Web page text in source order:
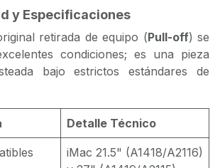
y Especificaciones
retirada de equipo (Pull-off) se
condiciones; es una pieza
bajo estrictos estándares de
Detalle Técnico
iMac 21.5" (A1418/A2116)